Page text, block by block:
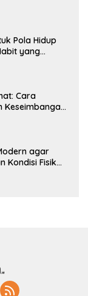
Pola Hidup
yang
Cara
Keseimbangan
agar
Kondisi Fisik